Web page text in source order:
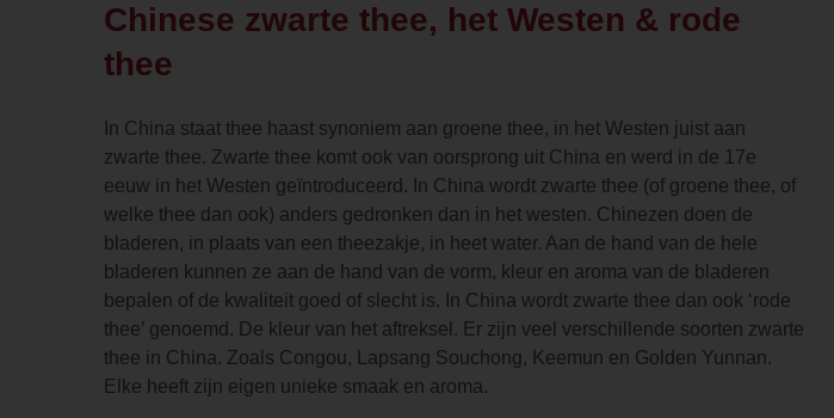
Chinese zwarte thee, het Westen & rode
thee
In China staat thee haast synoniem aan groene thee, in het Westen juist aan
zwarte thee. Zwarte thee komt ook van oorsprong uit China en werd in de 17e
eeuw in het Westen geïntroduceerd. In China wordt zwarte thee (of groene thee, of
welke thee dan ook) anders gedronken dan in het westen. Chinezen doen de
bladeren, in plaats van een theezakje, in heet water. Aan de hand van de hele
bladeren kunnen ze aan de hand van de vorm, kleur en aroma van de bladeren
bepalen of de kwaliteit goed of slecht is. In China wordt zwarte thee dan ook ‘rode
thee’ genoemd. De kleur van het aftreksel. Er zijn veel verschillende soorten zwarte
thee in China. Zoals Congou, Lapsang Souchong, Keemun en Golden Yunnan.
Elke heeft zijn eigen unieke smaak en aroma.